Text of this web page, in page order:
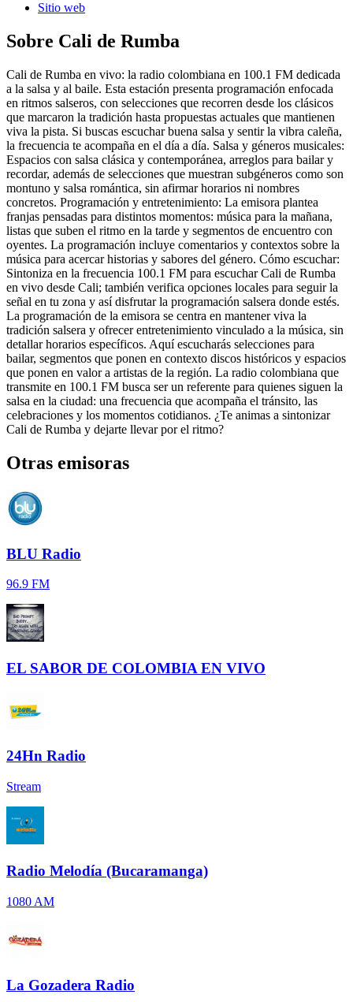
Sitio web
Sobre Cali de Rumba
Cali de Rumba en vivo: la radio colombiana en 100.1 FM dedicada
a la salsa y al baile. Esta estación presenta programación enfocada
en ritmos salseros, con selecciones que recorren desde los clásicos
que marcaron la tradición hasta propuestas actuales que mantienen
viva la pista. Si buscas escuchar buena salsa y sentir la vibra caleña,
la frecuencia te acompaña en el día a día. Salsa y géneros musicales:
Espacios con salsa clásica y contemporánea, arreglos para bailar y
recordar, además de selecciones que muestran subgéneros como son
montuno y salsa romántica, sin afirmar horarios ni nombres
concretos. Programación y entretenimiento: La emisora plantea
franjas pensadas para distintos momentos: música para la mañana,
listas que suben el ritmo en la tarde y segmentos de encuentro con
oyentes. La programación incluye comentarios y contextos sobre la
música para acercar historias y sabores del género. Cómo escuchar:
Sintoniza en la frecuencia 100.1 FM para escuchar Cali de Rumba
en vivo desde Cali; también verifica opciones locales para seguir la
señal en tu zona y así disfrutar la programación salsera donde estés.
La programación de la emisora se centra en mantener viva la
tradición salsera y ofrecer entretenimiento vinculado a la música, sin
detallar horarios específicos. Aquí escucharás selecciones para
bailar, segmentos que ponen en contexto discos históricos y espacios
que ponen en valor a artistas de la región. La radio colombiana que
transmite en 100.1 FM busca ser un referente para quienes siguen la
salsa en la ciudad: una frecuencia que acompaña el tránsito, las
celebraciones y los momentos cotidianos. ¿Te animas a sintonizar
Cali de Rumba y dejarte llevar por el ritmo?
Otras emisoras
BLU Radio
96.9 FM
EL SABOR DE COLOMBIA EN VIVO
24Hn Radio
Stream
Radio Melodía (Bucaramanga)
1080 AM
La Gozadera Radio